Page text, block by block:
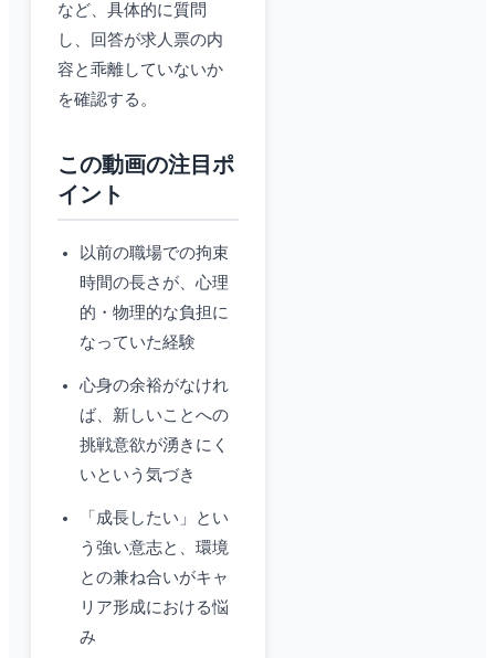
など、具体的に質問
し、回答が求人票の内
容と乖離していないか
を確認する。
この動画の注目ポ
イント
以前の職場での拘束
時間の長さが、心理
的・物理的な負担に
なっていた経験
心身の余裕がなけれ
ば、新しいことへの
挑戦意欲が湧きにく
いという気づき
「成長したい」とい
う強い意志と、環境
との兼ね合いがキャ
リア形成における悩
み